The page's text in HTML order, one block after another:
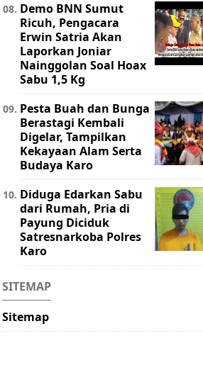
Demo BNN Sumut
Ricuh, Pengacara
Erwin Satria Akan
Laporkan Joniar
Nainggolan Soal Hoax
Sabu 1,5 Kg
Pesta Buah dan Bunga
Berastagi Kembali
Digelar, Tampilkan
Kekayaan Alam Serta
Budaya Karo
Diduga Edarkan Sabu
dari Rumah, Pria di
Payung Diciduk
Satresnarkoba Polres
Karo
SITEMAP
Sitemap